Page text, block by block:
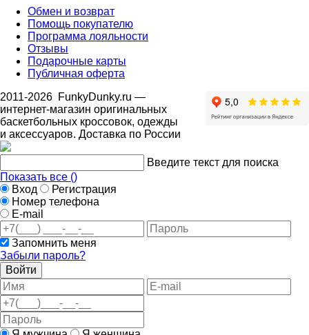
Обмен и возврат
Помощь покупателю
Программа лояльности
Отзывы
Подарочные карты
Публичная оферта
2011-2026 FunkyDunky.ru —
интернет-магазин оригинальных
баскетбольных кроссовок, одежды
и аксессуаров. Доставка по России
Введите текст для поиска
Показать все ()
Вход
Регистрация
Номер телефона
E-mail
Запомнить меня
Забыли пароль?
Войти